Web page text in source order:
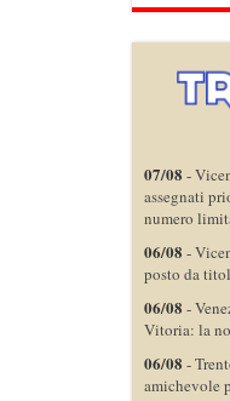
07/08 -
assegnati
numero
06/08 -
posto da
06/08 -
Vitoria: la
06/08 -
amichevole